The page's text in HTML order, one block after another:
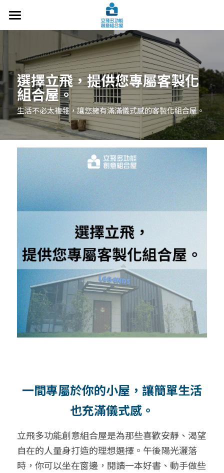
關於立飛
設計案例
施工技術
常見問題
洽談諮詢
最新文章
交通指南
搜索
選擇立飛，提供您專屬客製化
組合屋。
生活不必太複雜，讓您擁有滿滿儀式感的客製化組合屋。
一間專屬於你的小屋，讓簡單生活
也充滿儀式感。
立飛多功能創意組合屋是為那些喜歡安靜、渴望
自在的人量身打造的理想選擇。午後陽光灑落
時，你可以坐在窗邊，閱讀一本好書、動手做些